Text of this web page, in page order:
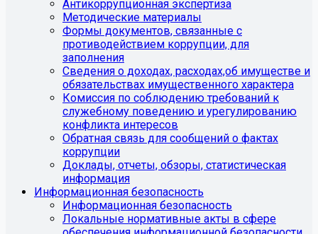
Антикоррупционная экспертиза
Методические материалы
Формы документов, связанные с
противодействием коррупции, для
заполнения
Сведения о доходах, расходах,об имуществе и
обязательствах имущественного характера
Комиссия по соблюдению требований к
служебному поведению и урегулированию
конфликта интересов
Обратная связь для сообщений о фактах
коррупции
Доклады, отчеты, обзоры, статистическая
информация
Информационная безопасность
Информационная безопасность
Локальные нормативные акты в сфере